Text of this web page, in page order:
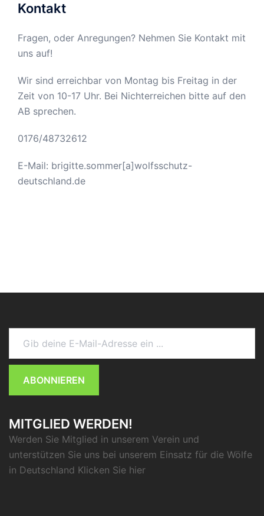
Kontakt
Fragen, oder Anregungen? Nehmen Sie Kontakt mit
uns auf!
Wir sind erreichbar von Montag bis Freitag in der
Zeit von 10-17 Uhr. Bei Nichterreichen bitte auf den
AB sprechen.
0176/48732612
E-Mail: brigitte.sommer[a]wolfsschutz-
deutschland.de
Gib deine E-Mail-Adresse ein ...
ABONNIEREN
MITGLIED WERDEN!
Werden Sie Mitglied in unserem Verein und
unterstützen Sie uns bei unserem Einsatz für die Wölfe
in Deutschland Klicken Sie hier